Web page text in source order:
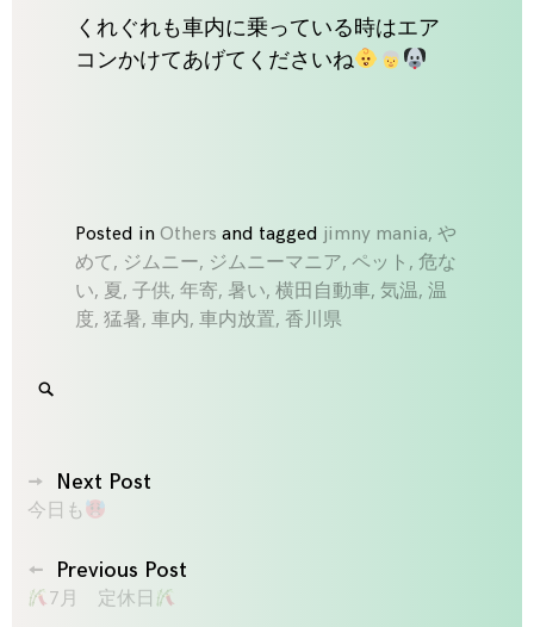
くれぐれも車内に乗っている時はエア
コンかけてあげてくださいね
Posted inOthers and tagged jimny mania,や
めて, ジムニー, ジムニーマニア, ペット ,危な
い, 夏,子供,年寄,暑い,横田自動車, 気温,温
度,猛暑,車内,車内放置,香川県
Search
投
稿
ナ
ビ
Next Post
今日も
Previous Post
7月 定休日